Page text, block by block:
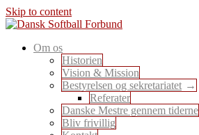
Skip to content
Dansk Softball Forbund
En sport for alle
Om os
Historien
Vision & Mission
Bestyrelsen og sekretariatet
Referater
Danske Mestre gennem tiderne
Bliv frivillig